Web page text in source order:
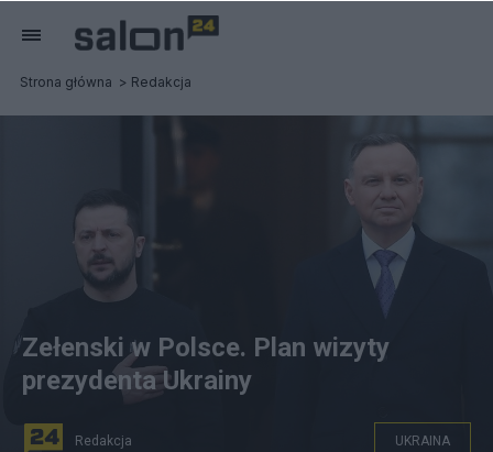
Strona główna Redakcja
Zełenski w Polsce. Plan wizyty
prezydenta Ukrainy
Redakcja UKRAINA